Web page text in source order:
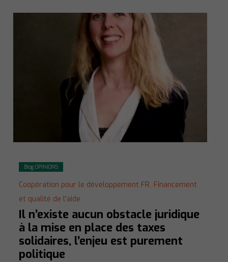
Blog OPINIONS
Coopération pour le développement FR, Financement
et qualité de l'aide
Il n’existe aucun obstacle juridique
à la mise en place des taxes
solidaires, l’enjeu est purement
politique